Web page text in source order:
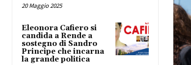
20 Maggio 2025
Eleonora Cafiero si
candida a Rende a
sostegno di Sandro
Principe che incarna
la grande politica